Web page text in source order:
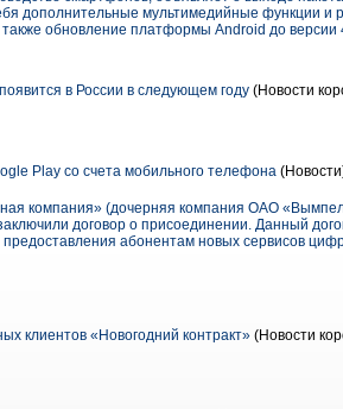
дополнительные мультимедийные функции и
обновление платформы Android до версии
в России в следующем году (Новости
Play со счета мобильного телефона
компания» (дочерняя компания ОАО
договор о присоединении. Данный
абонентам новых сервисов
клиентов «Новогодний контракт» (Новости